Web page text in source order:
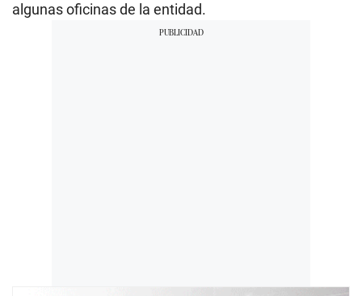
algunas oficinas de la entidad.